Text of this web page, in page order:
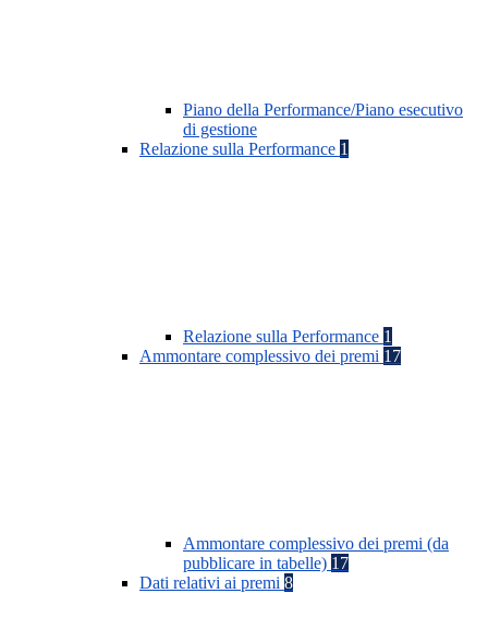
Piano della Performance/Piano esecutivo
di gestione
Relazione sulla Performance 1
Relazione sulla Performance 1
Ammontare complessivo dei premi 17
Ammontare complessivo dei premi (da
pubblicare in tabelle) 17
Dati relativi ai premi 8